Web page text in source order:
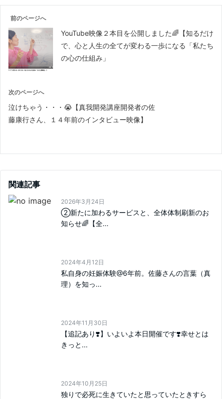
前のページへ
YouTube映像２本目を公開しました🌈【知るだけ
で、心と人生の全てが変わる一歩になる「私たち
の心の仕組み」
次のページへ
泣けちゃう・・・😭【真我開発講座開発者の佐
藤康行さん、１４年前のインタビュー映像】
関連記事
2026年3月24日
②新たに加わるサービスと、全体体制刷新のお
知らせ🌈【全...
2024年4月12日
私自身の妊娠体験@6年前。佐藤さんの言葉（真
理）を知っ...
2024年11月30日
【追記あり❣️】いよいよ本日開催です❣️幸せとは
きっと...
2024年10月25日
独りで必死に生きていたと思っていたときすら